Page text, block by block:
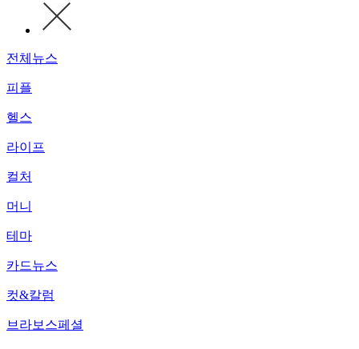
전체뉴스
피플
헬스
라이프
컬처
머니
테마
카드뉴스
컷&칼럼
브라보스페셜